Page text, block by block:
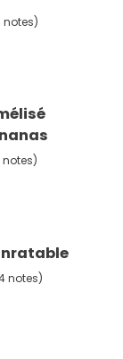
notes)
notes)
notes)